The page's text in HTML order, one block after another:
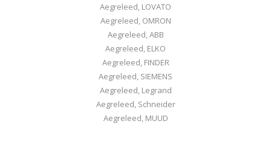
Aegreleed, LOVATO
Aegreleed, OMRON
Aegreleed, ABB
Aegreleed, ELKO
Aegreleed, FINDER
Aegreleed, SIEMENS
Aegreleed, Legrand
Aegreleed, Schneider
Aegreleed, MUUD